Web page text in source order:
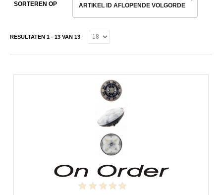
SORTEREN OP ARTIKEL ID AFLOPENDE VOLGORDE
RESULTATEN 1 - 13 VAN 13